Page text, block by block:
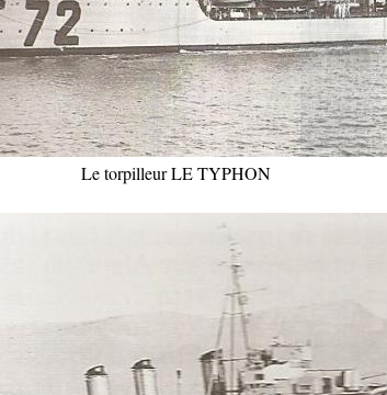
Le torpilleur LE TYPHON